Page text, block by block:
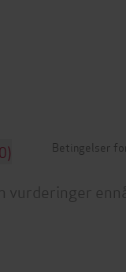
Betingelser
vurderinger